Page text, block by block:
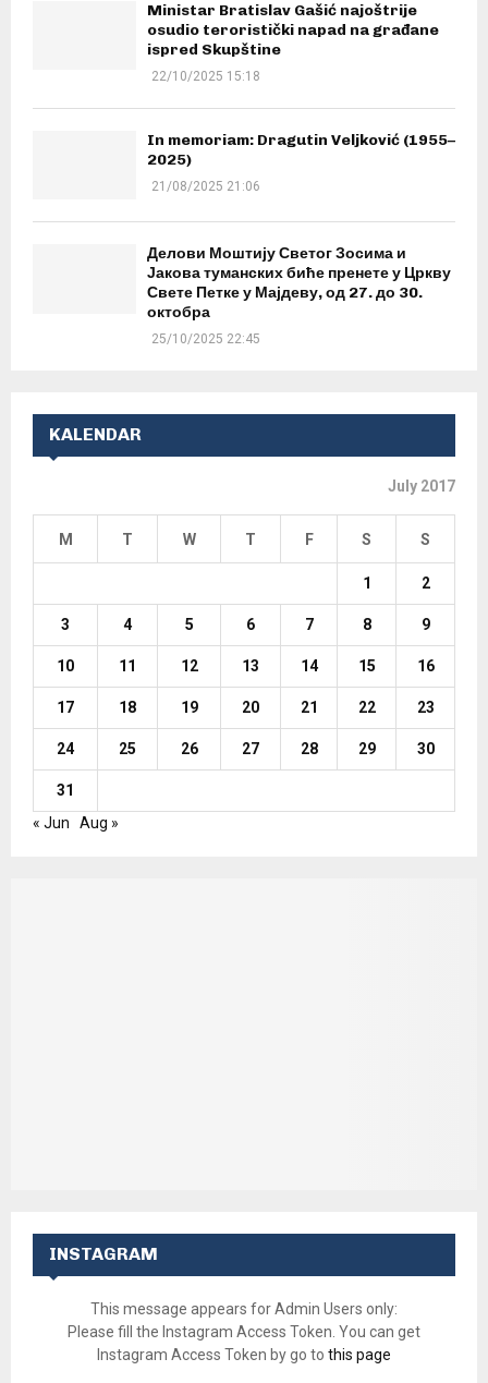
Ministar Bratislav Gašić najoštrije
osudio teroristički napad na građane
ispred Skupštine
22/10/2025 15:18
In memoriam: Dragutin Veljković (1955–
2025)
21/08/2025 21:06
Делови Моштију Светог Зосима и
Јакова туманских биће пренете у Цркву
Свете Петке у Мајдеву, од 27. до 30.
октобра
25/10/2025 22:45
KALENDAR
July 2017
M T W T F S S
1 2
3 4 5 6 7 8 9
10 11 12 13 14 15 16
17 18 19 20 21 22 23
24 25 26 27 28 29 30
31
« Jun
Aug »
INSTAGRAM
This message appears for Admin Users only:
Please fill the Instagram Access Token. You can get
Instagram Access Token by go to this page